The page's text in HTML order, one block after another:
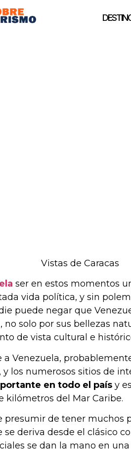
ser en estos momentos
vida política, y sin
puede negar que
no solo por sus bellezas
de vista cultural e
a Venezuela,
y los numerosos sitios de
en todo el paísy
kilómetros del Mar Caribe.
presumir de tener muchos
deriva desde el clásico
se dan la mano en